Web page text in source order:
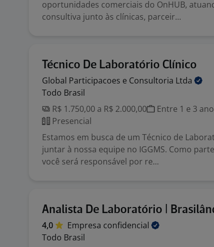
oportunidades comerciais do OnHUB,
consultiva junto às clínicas, parceir...
Técnico De Laboratório Clínico
Global Participacoes e Consultoria Ltda
Todo Brasil
R$ 1.750,00 a R$ 2.000,00
Entre 1 e 3
Presencial
Estamos em busca de um Técnico de
juntar à nossa equipe no IGGMS. Como
você será responsável por re...
Analista De Laboratório |
4,0 Empresa confidencial
Todo Brasil